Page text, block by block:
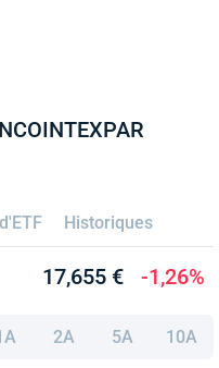
Historiques
17,655 € -1,26%
2A 5A 10A